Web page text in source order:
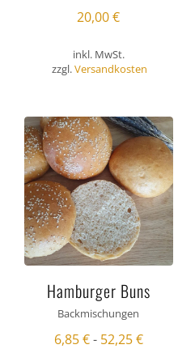
20,00€
inkl. MwSt.
zzgl.Versandkosten
Hamburger Buns
Backmischungen
6,85€- 52,25€